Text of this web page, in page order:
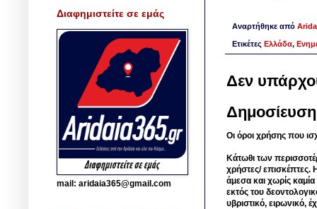
Αναρτήθηκε από
Ετικέτες Ελλάδα,
Δεν
Οι όροι χρήσης που
Κάτωθι των
χρήστες/ επισκέπτες.
άμεσα και χωρίς
εκτός του
υβριστικό, ειρωνικό,
Διαφημιστείτε σε εμάς
mail: aridaia365@gmail.com